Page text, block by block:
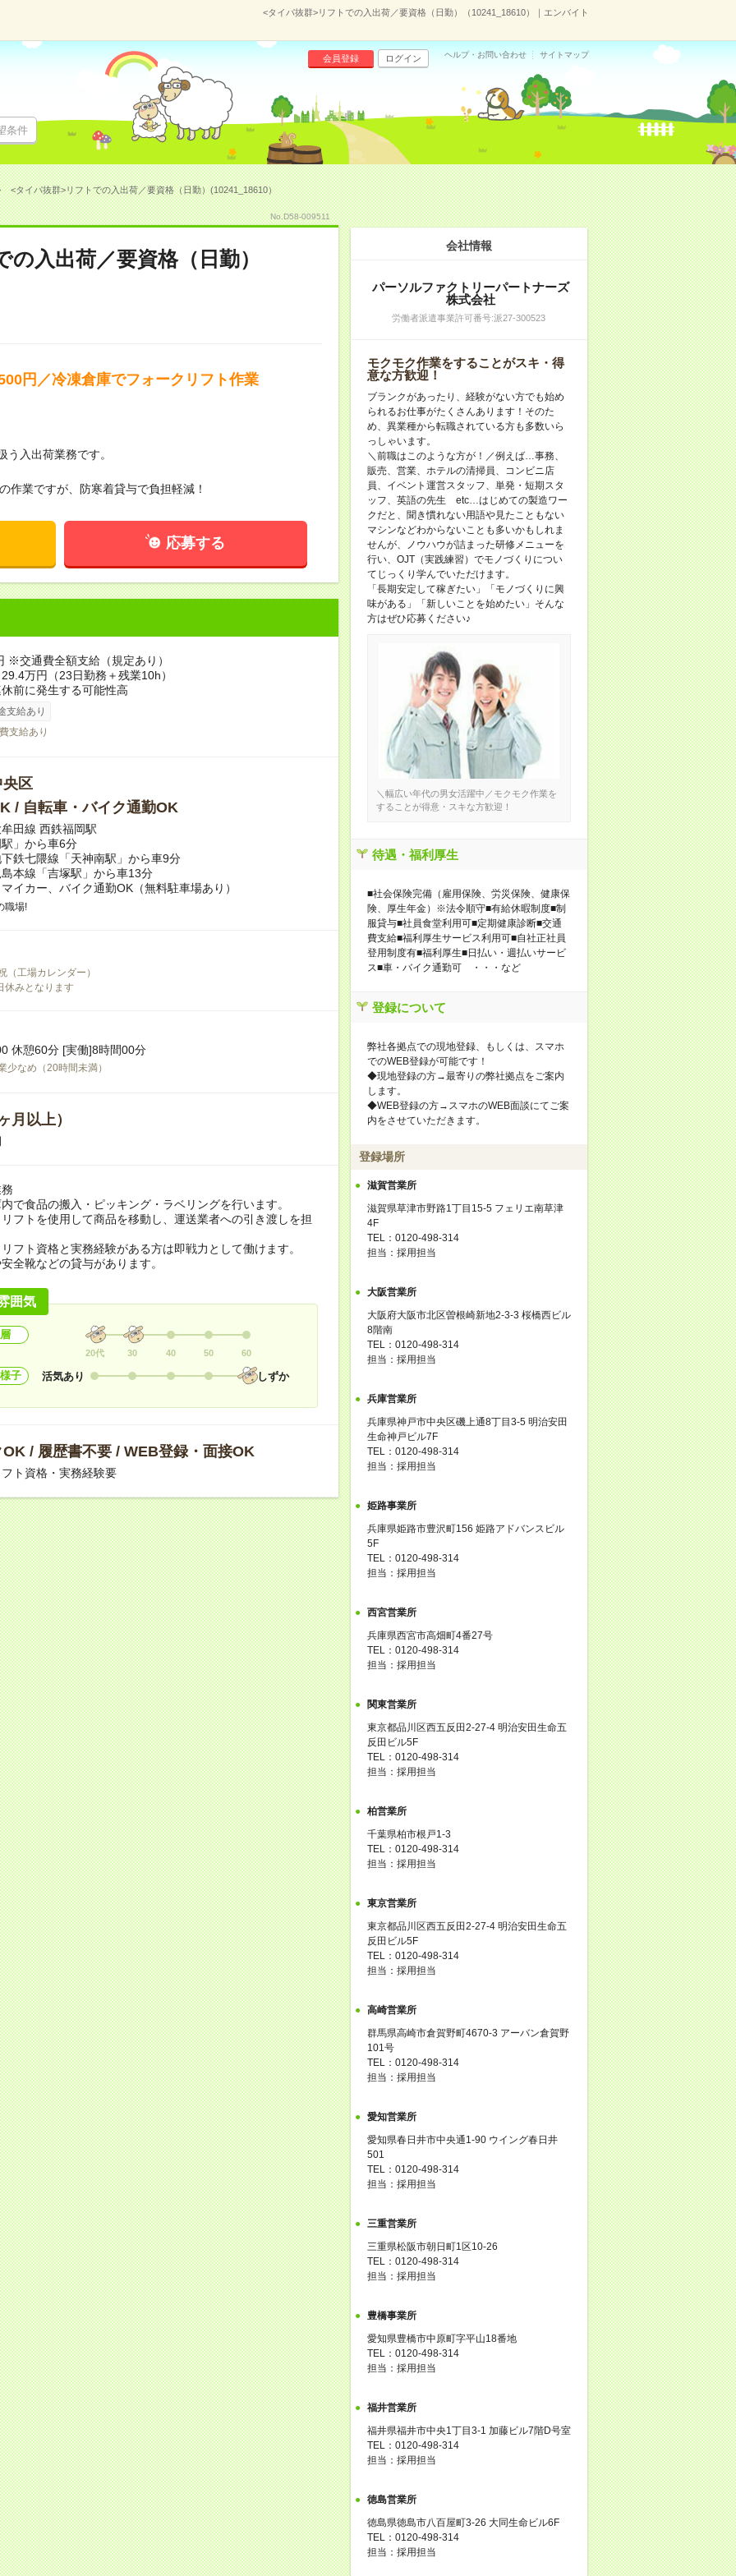
<タイパ抜群>リフトでの入出荷／要資格（日勤）（10241_18610）｜エンバイト
条件
会員登録 ログイン ヘルプ・お問い合わせ サイトマップ
<タイパ抜群>リフトでの入出荷／要資格（日勤）(10241_18610）
No.D58-009511
入出荷／要資格（日勤）
円／冷凍倉庫でフォークリフト作業
入出荷業務です。
業ですが、防寒着貸与で負担軽減！
応募する
※交通費全額支給（規定あり）
万円（23日勤務＋残業10h）
前に発生する可能性高
支給あり
支給あり
区
/ 自転車・バイク通勤OK
田線 西鉄福岡駅
」から車6分
鉄七隈線「天神南駅」から車9分
本線「吉塚駅」から車13分
イカー、バイク通勤OK（無料駐車場あり）
職場!
（工場カレンダー）
みとなります
休憩60分 [実働]8時間00分
少なめ（20時間未満）
月以上）
で食品の搬入・ピッキング・ラベリングを行います。
フトを使用して商品を移動し、運送業者への引き渡しを担
フト資格と実務経験がある方は即戦力として働けます。
全靴などの貸与があります。
囲気
20代 30 40 50 60
子 活気あり しずか
/ 履歴書不要 / WEB登録・面接OK
ト資格・実務経験要
会社情報
パーソルファクトリーパートナーズ
株式会社
労働者派遣事業許可番号:派27-300523
モクモク作業をすることがスキ・得
意な方歓迎！
ブランクがあったり、経験がない方でも始め
られるお仕事がたくさんあります！そのた
め、異業種から転職されている方も多数いら
っしゃいます。
＼前職はこのような方が！／例えば…事務、
販売、営業、ホテルの清掃員、コンビニ店
員、イベント運営スタッフ、単発・短期スタ
ッフ、英語の先生 etc…はじめての製造ワー
クだと、聞き慣れない用語や見たこともない
マシンなどわからないことも多いかもしれま
せんが、ノウハウが詰まった研修メニューを
行い、OJT（実践練習）でモノづくりについ
てじっくり学んでいただけます。
「長期安定して稼ぎたい」「モノづくりに興
味がある」「新しいことを始めたい」そんな
方はぜひ応募ください♪
＼幅広い年代の男女活躍中／モクモク作業を
することが得意・スキな方歓迎！
待遇・福利厚生
■社会保険完備（雇用保険、労災保険、健康保
険、厚生年金）※法令順守■有給休暇制度■制
服貸与■社員食堂利用可■定期健康診断■交通
費支給■福利厚生サービス利用可■自社正社員
登用制度有■福利厚生■日払い・週払いサービ
ス■車・バイク通勤可 ・・・など
登録について
弊社各拠点での現地登録、もしくは、スマホ
でのWEB登録が可能です！
◆現地登録の方→最寄りの弊社拠点をご案内
します。
◆WEB登録の方→スマホのWEB面談にてご案
内をさせていただきます。
登録場所
滋賀営業所
滋賀県草津市野路1丁目15-5 フェリエ南草津
4F
TEL：0120-498-314
担当：採用担当
大阪営業所
大阪府大阪市北区曽根崎新地2-3-3 桜橋西ビル
8階南
TEL：0120-498-314
担当：採用担当
兵庫営業所
兵庫県神戸市中央区磯上通8丁目3-5 明治安田
生命神戸ビル7F
TEL：0120-498-314
担当：採用担当
姫路事業所
兵庫県姫路市豊沢町156 姫路アドバンスビル
5F
TEL：0120-498-314
担当：採用担当
西宮営業所
兵庫県西宮市高畑町4番27号
TEL：0120-498-314
担当：採用担当
関東営業所
東京都品川区西五反田2-27-4 明治安田生命五
反田ビル5F
TEL：0120-498-314
担当：採用担当
柏営業所
千葉県柏市根戸1-3
TEL：0120-498-314
担当：採用担当
東京営業所
東京都品川区西五反田2-27-4 明治安田生命五
反田ビル5F
TEL：0120-498-314
担当：採用担当
高崎営業所
群馬県高崎市倉賀野町4670-3 アーバン倉賀野
101号
TEL：0120-498-314
担当：採用担当
愛知営業所
愛知県春日井市中央通1-90 ウイング春日井
501
TEL：0120-498-314
担当：採用担当
三重営業所
三重県松阪市朝日町1区10-26
TEL：0120-498-314
担当：採用担当
豊橋事業所
愛知県豊橋市中原町字平山18番地
TEL：0120-498-314
担当：採用担当
福井営業所
福井県福井市中央1丁目3-1 加藤ビル7階D号室
TEL：0120-498-314
担当：採用担当
徳島営業所
徳島県徳島市八百屋町3-26 大同生命ビル6F
TEL：0120-498-314
担当：採用担当